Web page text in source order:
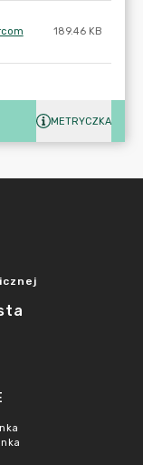
189.46 KB
METRYCZKA